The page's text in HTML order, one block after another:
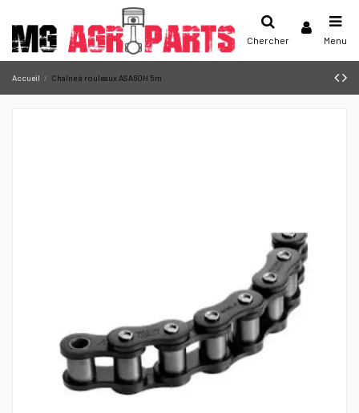
Chercher Menu
Accueil Chaîne à rouleaux ASA60H 5m